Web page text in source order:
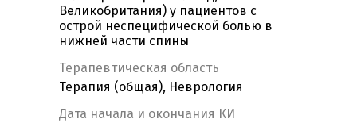
Великобритания) у пациентов с
острой неспецифической болью в
нижней части спины
Терапевтическая область
Терапия (общая), Неврология
Дата начала и окончания КИ